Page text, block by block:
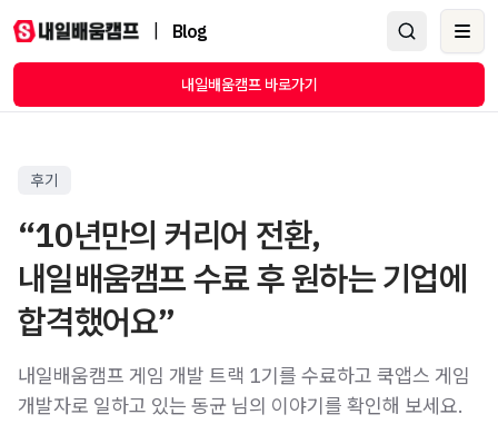
Blog
내일배움캠프 바로가기
후기
“10년만의 커리어 전환,
내일배움캠프 수료 후 원하는 기업에
합격했어요”
내일배움캠프 게임 개발 트랙 1기를 수료하고 쿡앱스 게임
개발자로 일하고 있는 동균 님의 이야기를 확인해 보세요.